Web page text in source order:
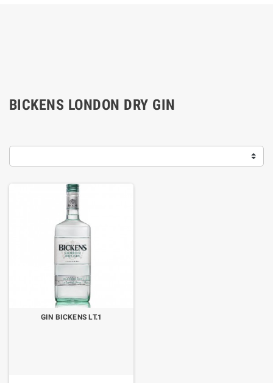
BICKENS LONDON DRY GIN
GIN BICKENS LT.1